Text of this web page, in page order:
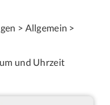
> Allgemein >
und Uhrzeit